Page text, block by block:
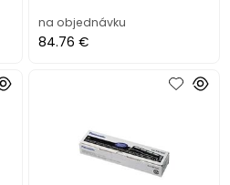
na objednávku
84.76 €